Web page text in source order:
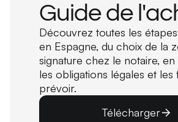
Guide de
Découvrez toutes les
en Espagne, du choix de la
signature chez le notaire,
les obligations légales et les
prévoir.
Télécharger